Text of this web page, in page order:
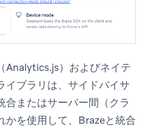
Analytics.js）およびネイテ
イブラリは、サイドバイサ
合またはサーバー間（クラ
かを使用して、Brazeと統合